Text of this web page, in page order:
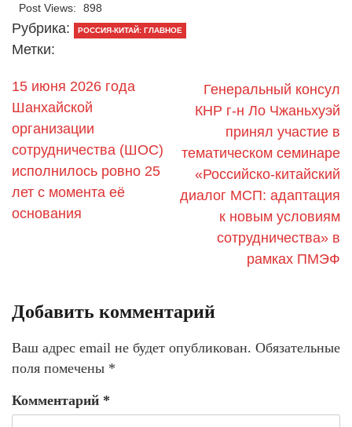
Post Views: 898
Рубрика: РОССИЯ-КИТАЙ: ГЛАВНОЕ
Метки:
15 июня 2026 года
Шанхайской
организации
сотрудничества (ШОС)
исполнилось ровно 25
лет с момента её
основания
Генеральный консул
КНР г-н Ло Чжаньхуэй
принял участие в
тематическом семинаре
«Российско-китайский
диалог МСП: адаптация
к новым условиям
сотрудничества» в
рамках ПМЭФ
Добавить комментарий
Ваш адрес email не будет опубликован. Обязательные
поля помечены *
Комментарий *